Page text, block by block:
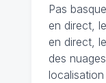
Pas
en direct,
en direct,
des